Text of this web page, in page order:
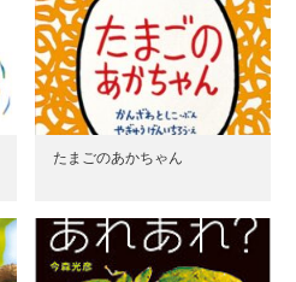
たまごのあかちゃん